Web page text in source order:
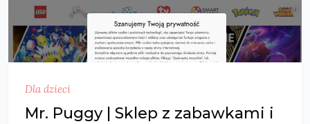
Dla dzieci
Mr. Puggy | Sklep z zabawkami i